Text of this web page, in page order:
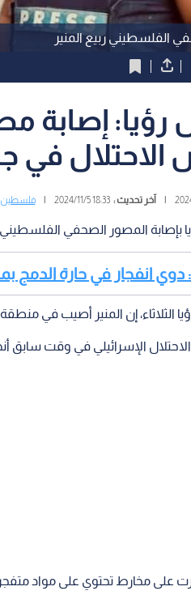
الفلسطيني ربيع المنير
رؤيا:
الاحتلال في
آخر تحديث :18:33 2024/11/5 فلسطين
بإصابة المصور الصحفي الفلسطيني
دوي انفجار في حارة الدمج
الثلاثاء، إن المنير أصيب في
الإسرائيلي في وقت سابق
على مخارط تحتوي على مواد